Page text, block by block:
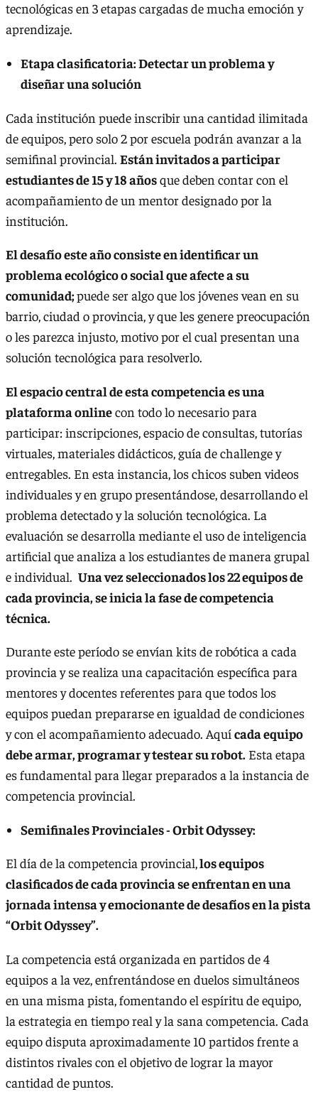
tecnológicas en 3 etapas cargadas de mucha emoción y
aprendizaje.
Etapa clasificatoria: Detectar un problema y
diseñar una solución
Cada institución puede inscribir una cantidad ilimitada
de equipos, pero solo 2 por escuela podrán avanzar a la
semifinal provincial. Están invitados a participar
estudiantes de 15 y 18 añosque deben contar con el
acompañamiento de un mentor designado por la
institución.
El desafío este año consiste en identificar un
problema ecológico o social que afecte a su
comunidad;puede ser algo que los jóvenes vean en su
barrio, ciudad o provincia, y que les genere preocupación
o les parezca injusto, motivo por el cual presentan una
solución tecnológica para resolverlo.
El espacio central de esta competencia es una
plataforma onlinecon todo lo necesario para
participar: inscripciones, espacio de consultas, tutorías
virtuales, materiales didácticos, guía de challenge y
entregables. En esta instancia, los chicos suben videos
individuales y en grupo presentándose, desarrollando el
problema detectado y la solución tecnológica. La
evaluación se desarrolla mediante el uso de inteligencia
artificial que analiza a los estudiantes de manera grupal
e individual. Una vez seleccionados los 22 equipos de
cada provincia, se inicia la fase de competencia
técnica.
Durante este período se envían kits de robótica a cada
provincia y se realiza una capacitación específica para
mentores y docentes referentes para que todos los
equipos puedan prepararse en igualdad de condiciones
y con el acompañamiento adecuado. Aquícada equipo
debe armar, programar y testear su robot. Esta etapa
es fundamental para llegar preparados a la instancia de
competencia provincial.
Semifinales Provinciales - Orbit Odyssey:
El día de la competencia provincial,los equipos
clasificados de cada provincia se enfrentan en una
jornada intensa y emocionante de desafíos en la pista
“Orbit Odyssey”.
La competencia está organizada en partidos de 4
equipos a la vez, enfrentándose en duelos simultáneos
en una misma pista, fomentando el espíritu de equipo,
la estrategia en tiempo real y la sana competencia. Cada
equipo disputa aproximadamente 10 partidos frente a
distintos rivales con el objetivo de lograr la mayor
cantidad de puntos.